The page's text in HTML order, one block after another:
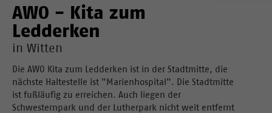
AWO - Kita zum
Ledderken
in Witten
Die AWO Kita zum Ledderken ist in der Stadtmitte, die
nächste Haltestelle ist "Marienhospital". Die Stadtmitte
ist fußläufig zu erreichen. Auch liegen der
Schwesternpark und der Lutherpark nicht weit entfernt